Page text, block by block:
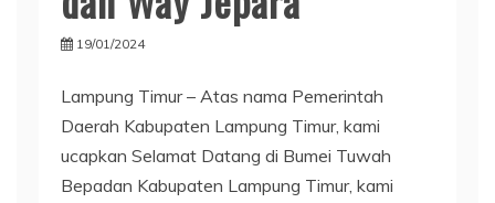
19/01/2024
Lampung Timur – Atas nama Pemerintah
Daerah Kabupaten Lampung Timur, kami
ucapkan Selamat Datang di Bumei Tuwah
Bepadan Kabupaten Lampung Timur, kami